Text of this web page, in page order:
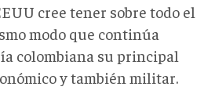
cree tener sobre todo el
modo que continúa
colombiana su principal
y también militar.